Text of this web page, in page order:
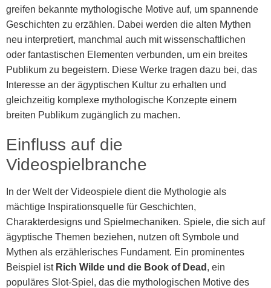
greifen bekannte mythologische Motive auf, um spannende
Geschichten zu erzählen. Dabei werden die alten Mythen
neu interpretiert, manchmal auch mit wissenschaftlichen
oder fantastischen Elementen verbunden, um ein breites
Publikum zu begeistern. Diese Werke tragen dazu bei, das
Interesse an der ägyptischen Kultur zu erhalten und
gleichzeitig komplexe mythologische Konzepte einem
breiten Publikum zugänglich zu machen.
Einfluss auf die
Videospielbranche
In der Welt der Videospiele dient die Mythologie als
mächtige Inspirationsquelle für Geschichten,
Charakterdesigns und Spielmechaniken. Spiele, die sich auf
ägyptische Themen beziehen, nutzen oft Symbole und
Mythen als erzählerisches Fundament. Ein prominentes
Beispiel ist Rich Wilde und die Book of Dead , ein
populäres Slot-Spiel, das die mythologischen Motive des